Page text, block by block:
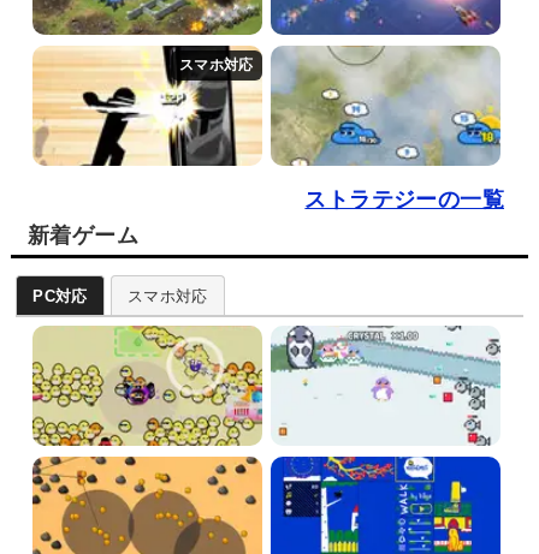
ストラテジーの一覧
新着ゲーム
PC対応 スマホ対応